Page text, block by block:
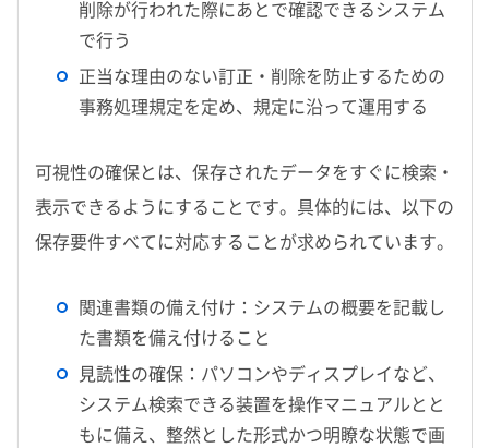
削除が行われた際にあとで確認できるシステム
で行う
正当な理由のない訂正・削除を防止するための
事務処理規定を定め、規定に沿って運用する
可視性の確保とは、保存されたデータをすぐに検索・
表示できるようにすることです。具体的には、以下の
保存要件すべてに対応することが求められています。
関連書類の備え付け：システムの概要を記載し
た書類を備え付けること
見読性の確保：パソコンやディスプレイなど、
システム検索できる装置を操作マニュアルとと
もに備え、整然とした形式かつ明瞭な状態で画